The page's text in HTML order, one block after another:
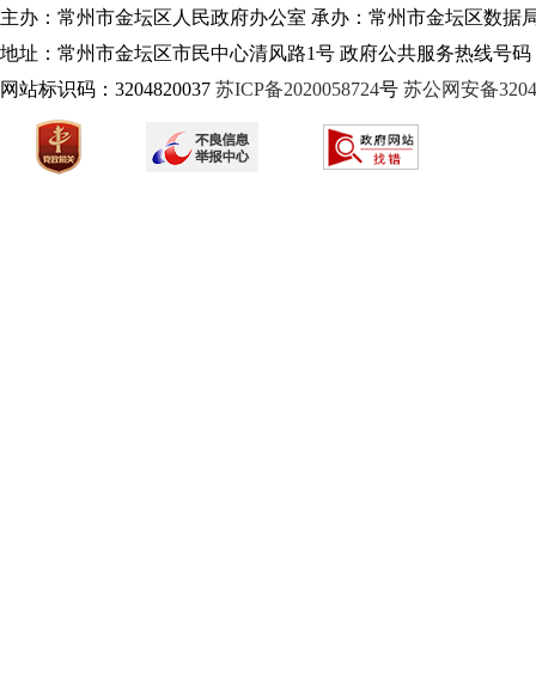
主办：常州市金坛区人民政府办公室 承办：常州市金坛区数据
地址：常州市金坛区市民中心清风路1号 政府公共服务热线号码
网站标识码：3204820037 苏ICP备2020058724号 苏公网安备